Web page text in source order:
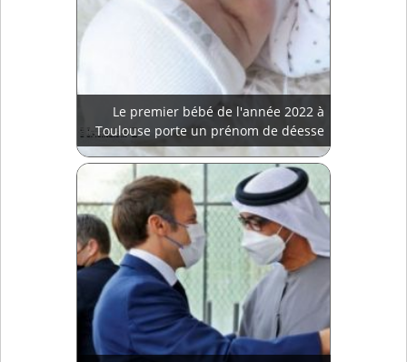
Le premier bébé de l'année 2022 à
Toulouse porte un prénom de déesse